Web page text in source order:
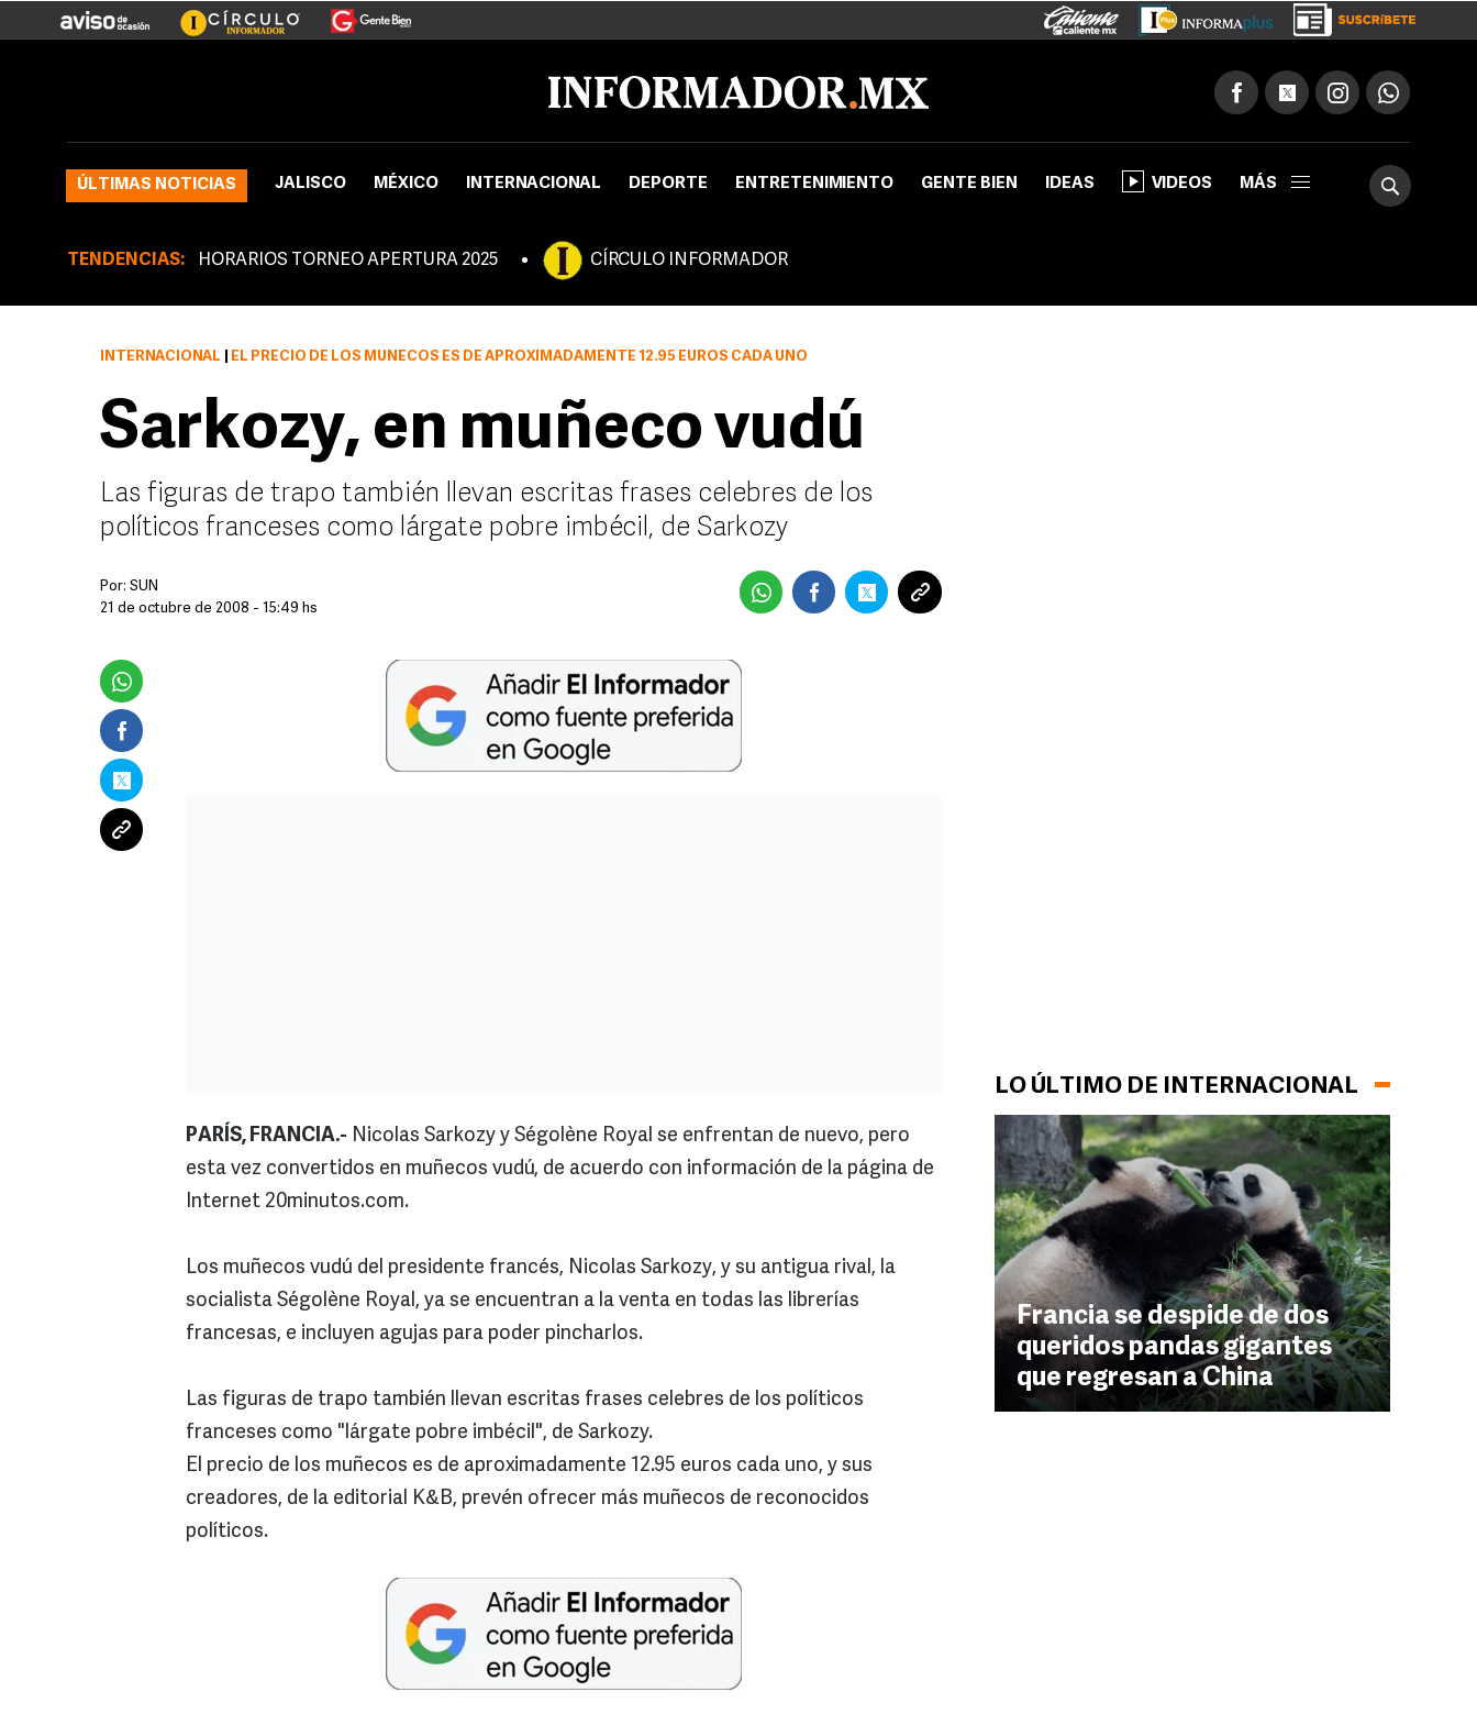
ÚLTIMAS NOTICIAS JALISCO MÉXICO INTERNACIONAL DEPORTE ENTRETENIMIENTO GENTE BIEN IDEAS VIDEOS MÁS
TENDENCIAS: HORARIOS TORNEO APERTURA 2025 CÍRCULO INFORMADOR
LO ÚLTIMO DE INTERNACIONAL
Francia se despide de dos
queridos pandas gigantes
que regresan a China
INTERNACIONAL EL PRECIO DE LOS MUÑECOS ES DE APROXIMADAMENTE 12.95 EUROS CADA UNO
Sarkozy, en muñeco vudú
Las figuras de trapo también llevan escritas frases celebres de los
políticos franceses como lárgate pobre imbécil, de Sarkozy
Por: SUN
21 de octubre de 2008 - 15:49 hs
PARÍS, FRANCIA.- Nicolas Sarkozy y Ségolène Royal se enfrentan de nuevo, pero
esta vez convertidos en muñecos vudú, de acuerdo con información de la página de
Internet 20minutos.com.
Los muñecos vudú del presidente francés, Nicolas Sarkozy, y su antigua rival, la
socialista Ségolène Royal, ya se encuentran a la venta en todas las librerías
francesas, e incluyen agujas para poder pincharlos.
Las figuras de trapo también llevan escritas frases celebres de los políticos
franceses como "lárgate pobre imbécil", de Sarkozy.
El precio de los muñecos es de aproximadamente 12.95 euros cada uno, y sus
creadores, de la editorial K&B, prevén ofrecer más muñecos de reconocidos
políticos.